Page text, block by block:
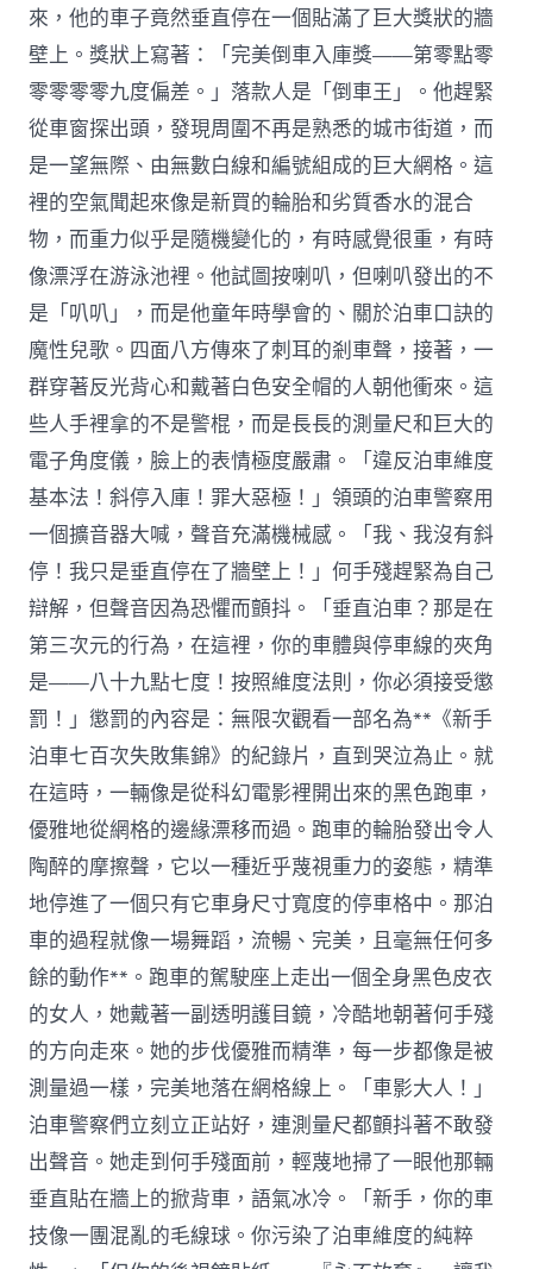
來，他的車子竟然垂直停在一個貼滿了巨大獎狀的牆
壁上。獎狀上寫著：「完美倒車入庫獎——第零點零
零零零零九度偏差。」落款人是「倒車王」。他趕緊
從車窗探出頭，發現周圍不再是熟悉的城市街道，而
是一望無際、由無數白線和編號組成的巨大網格。這
裡的空氣聞起來像是新買的輪胎和劣質香水的混合
物，而重力似乎是隨機變化的，有時感覺很重，有時
像漂浮在游泳池裡。他試圖按喇叭，但喇叭發出的不
是「叭叭」，而是他童年時學會的、關於泊車口訣的
魔性兒歌。四面八方傳來了刺耳的剎車聲，接著，一
群穿著反光背心和戴著白色安全帽的人朝他衝來。這
些人手裡拿的不是警棍，而是長長的測量尺和巨大的
電子角度儀，臉上的表情極度嚴肅。「違反泊車維度
基本法！斜停入庫！罪大惡極！」領頭的泊車警察用
一個擴音器大喊，聲音充滿機械感。「我、我沒有斜
停！我只是垂直停在了牆壁上！」何手殘趕緊為自己
辯解，但聲音因為恐懼而顫抖。「垂直泊車？那是在
第三次元的行為，在這裡，你的車體與停車線的夾角
是——八十九點七度！按照維度法則，你必須接受懲
罰！」懲罰的內容是：無限次觀看一部名為**《新手
泊車七百次失敗集錦》的紀錄片，直到哭泣為止。就
在這時，一輛像是從科幻電影裡開出來的黑色跑車，
優雅地從網格的邊緣漂移而過。跑車的輪胎發出令人
陶醉的摩擦聲，它以一種近乎蔑視重力的姿態，精準
地停進了一個只有它車身尺寸寬度的停車格中。那泊
車的過程就像一場舞蹈，流暢、完美，且毫無任何多
餘的動作**。跑車的駕駛座上走出一個全身黑色皮衣
的女人，她戴著一副透明護目鏡，冷酷地朝著何手殘
的方向走來。她的步伐優雅而精準，每一步都像是被
測量過一樣，完美地落在網格線上。「車影大人！」
泊車警察們立刻立正站好，連測量尺都顫抖著不敢發
出聲音。她走到何手殘面前，輕蔑地掃了一眼他那輛
垂直貼在牆上的掀背車，語氣冰冷。「新手，你的車
技像一團混亂的毛線球。你污染了泊車維度的純粹